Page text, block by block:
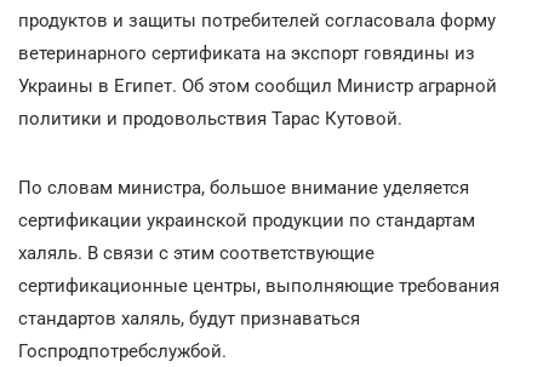
продуктов и защиты потребителей согласовала форму
ветеринарного сертификата на экспорт говядины из
Украины в Египет. Об этом сообщил Министр аграрной
политики и продовольствия Тарас Кутовой.
По словам министра, большое внимание уделяется
сертификации украинской продукции по стандартам
халяль. В связи с этим соответствующие
сертификационные центры, выполняющие требования
стандартов халяль, будут признаваться
Госпродпотребслужбой.